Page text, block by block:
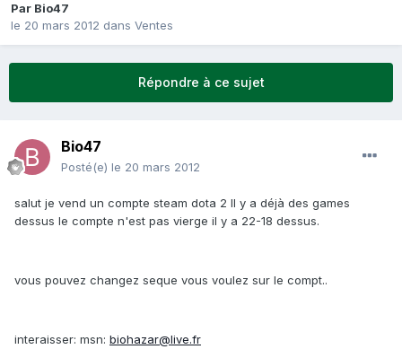
Par Bio47
le 20 mars 2012 dans Ventes
Répondre à ce sujet
Bio47
Posté(e) le 20 mars 2012
salut je vend un compte steam dota 2 Il y a déjà des games
dessus le compte n'est pas vierge il y a 22-18 dessus.
vous pouvez changez seque vous voulez sur le compt..
interaisser: msn: biohazar@live.fr